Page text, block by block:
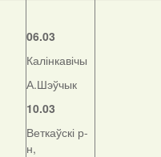
06.03
Калінкавічы
А.Шэўчык
10.03
Веткаўскі р-
н,